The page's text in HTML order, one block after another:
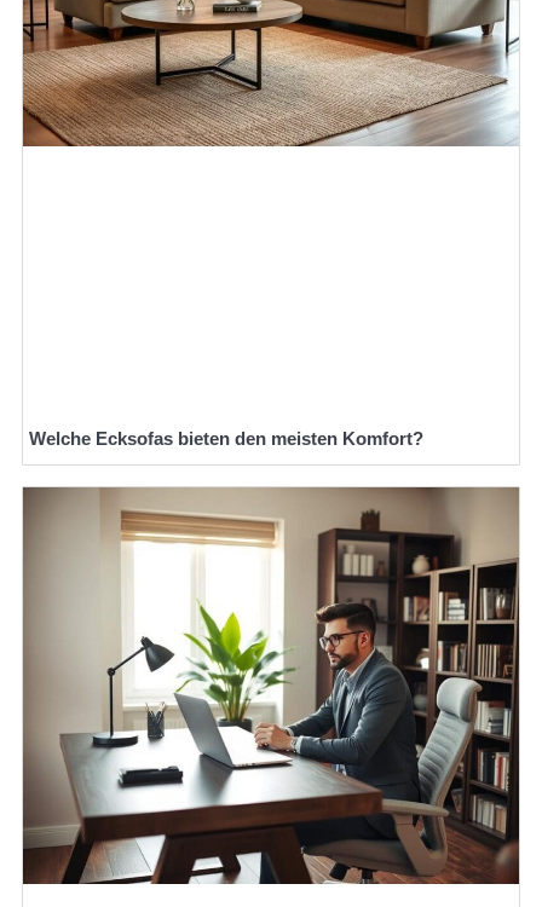
Welche Ecksofas bieten den meisten Komfort?